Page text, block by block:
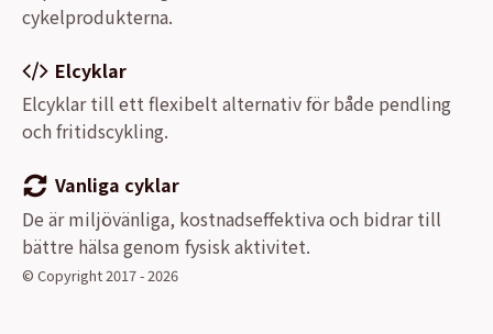
cykelprodukterna.
Elcyklar
Elcyklar till ett flexibelt alternativ för både pendling
och fritidscykling.
Vanliga cyklar
De är miljövänliga, kostnadseffektiva och bidrar till
bättre hälsa genom fysisk aktivitet.
© Copyright 2017 - 2026